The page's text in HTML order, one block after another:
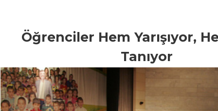
Öğrenciler Hem Yarışıyor,
Tanıyor